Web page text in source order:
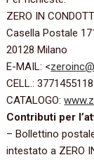
ZERO IN
Casella Postale
20128 Milano
E-MAIL: <
CELL.: 3771455118
CATALOGO:
Contributi per
– Bollettino
intestato a ZERO